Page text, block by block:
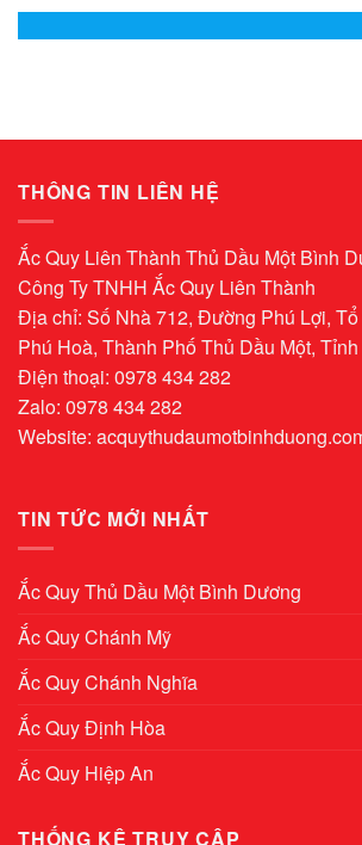
THÔNG TIN LIÊN HỆ
Ắc Quy Liên Thành Thủ Dầu Một Bình
Công Ty TNHH Ắc Quy Liên Thành
Địa chỉ: Số Nhà 712, Đường Phú Lợi,
Phú Hoà, Thành Phố Thủ Dầu Một,
Điện thoại: 0978 434 282
Zalo: 0978 434 282
Website:
TIN TỨC MỚI NHẤT
Ắc Quy Thủ Dầu Một Bình Dương
Ắc Quy Chánh Mỹ
Ắc Quy Chánh Nghĩa
Ắc Quy Định Hòa
Ắc Quy Hiệp An
THỐNG KÊ TRUY CẬP